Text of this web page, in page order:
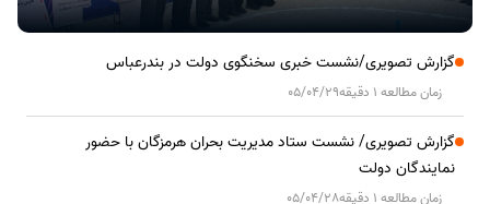
گزارش تصویری/نشست خبری سخنگوی دولت در بندرعباس
زمان مطالعه 1 دقیقه 05/04/29
گزارش تصویری/ نشست ستاد مدیریت بحران هرمزگان با حضور
نمایندگان دولت
زمان مطالعه 1 دقیقه 05/04/28